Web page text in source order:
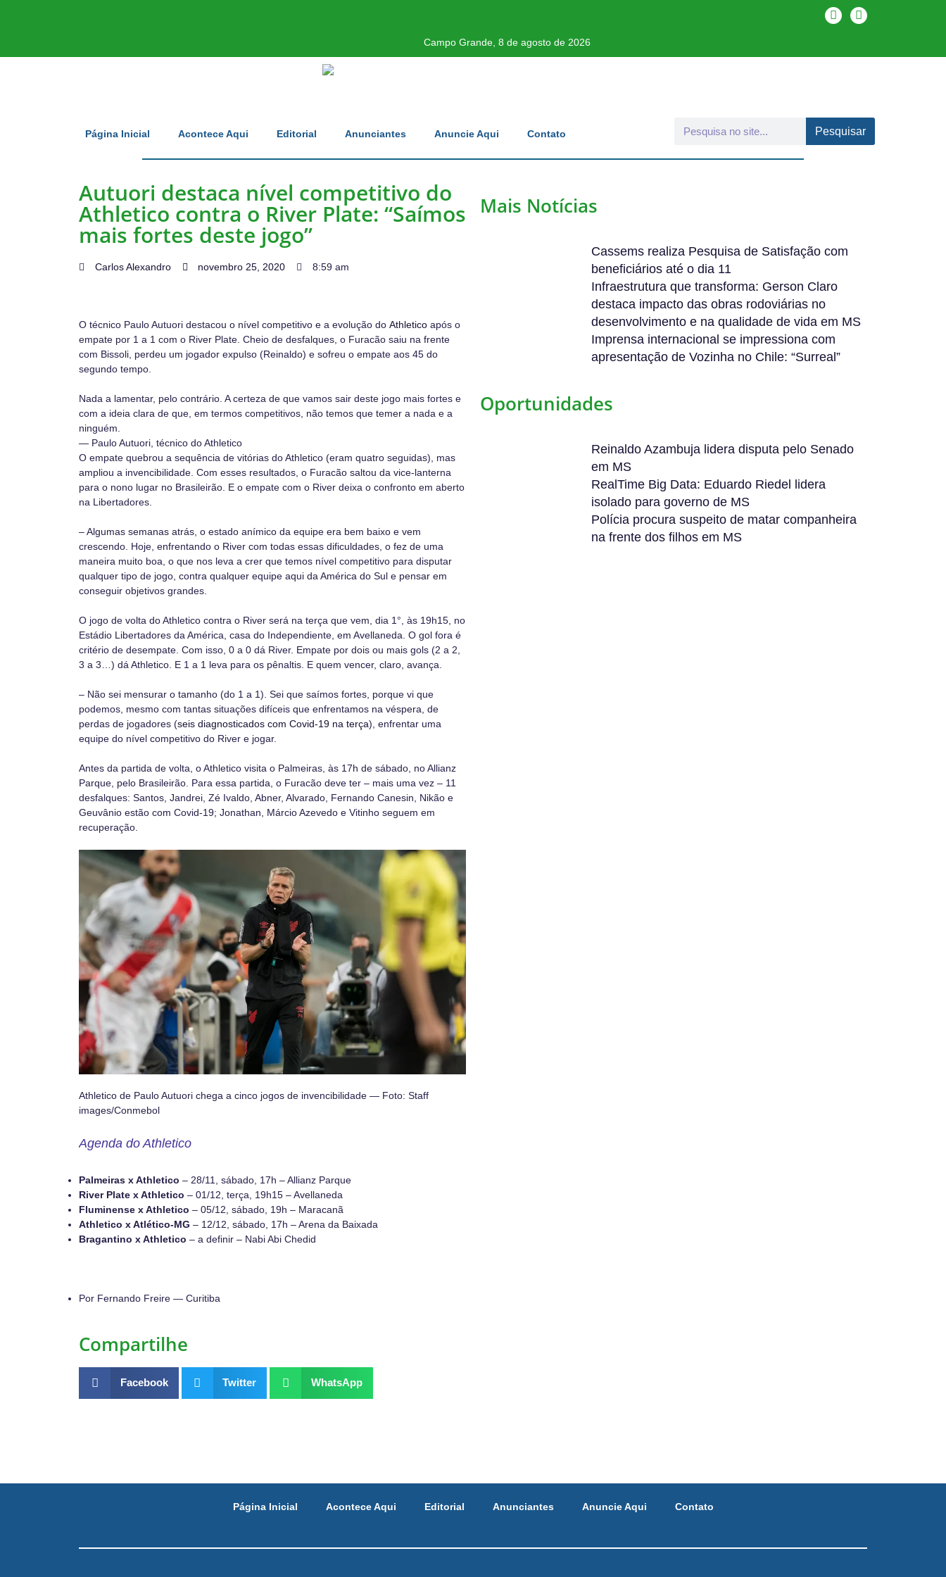
Campo Grande, 8 de agosto de 2026
Página Inicial Acontece Aqui Editorial Anunciantes Anuncie Aqui Contato Pesquisar
Autuori destaca nível competitivo do
Athletico contra o River Plate: “Saímos
mais fortes deste jogo”
Carlos Alexandro novembro 25, 2020 8:59 am
O técnico Paulo Autuori destacou o nível competitivo e a evolução do Athletico após o
empate por 1 a 1 com o River Plate. Cheio de desfalques, o Furacão saiu na frente
com Bissoli, perdeu um jogador expulso (Reinaldo) e sofreu o empate aos 45 do
segundo tempo.
Nada a lamentar, pelo contrário. A certeza de que vamos sair deste jogo mais fortes e
com a ideia clara de que, em termos competitivos, não temos que temer a nada e a
ninguém.
— Paulo Autuori, técnico do Athletico
O empate quebrou a sequência de vitórias do Athletico (eram quatro seguidas), mas
ampliou a invencibilidade. Com esses resultados, o Furacão saltou da vice-lanterna
para o nono lugar no Brasileirão. E o empate com o River deixa o confronto em aberto
na Libertadores.
– Algumas semanas atrás, o estado anímico da equipe era bem baixo e vem
crescendo. Hoje, enfrentando o River com todas essas dificuldades, o fez de uma
maneira muito boa, o que nos leva a crer que temos nível competitivo para disputar
qualquer tipo de jogo, contra qualquer equipe aqui da América do Sul e pensar em
conseguir objetivos grandes.
O jogo de volta do Athletico contra o River será na terça que vem, dia 1°, às 19h15, no
Estádio Libertadores da América, casa do Independiente, em Avellaneda. O gol fora é
critério de desempate. Com isso, 0 a 0 dá River. Empate por dois ou mais gols (2 a 2,
3 a 3…) dá Athletico. E 1 a 1 leva para os pênaltis. E quem vencer, claro, avança.
– Não sei mensurar o tamanho (do 1 a 1). Sei que saímos fortes, porque vi que
podemos, mesmo com tantas situações difíceis que enfrentamos na véspera, de
perdas de jogadores (seis diagnosticados com Covid-19 na terça), enfrentar uma
equipe do nível competitivo do River e jogar.
Antes da partida de volta, o Athletico visita o Palmeiras, às 17h de sábado, no Allianz
Parque, pelo Brasileirão. Para essa partida, o Furacão deve ter – mais uma vez – 11
desfalques: Santos, Jandrei, Zé Ivaldo, Abner, Alvarado, Fernando Canesin, Nikão e
Geuvânio estão com Covid-19; Jonathan, Márcio Azevedo e Vitinho seguem em
recuperação.
Athletico de Paulo Autuori chega a cinco jogos de invencibilidade — Foto: Staff
images/Conmebol
Agenda do Athletico
Palmeiras x Athletico – 28/11, sábado, 17h – Allianz Parque
River Plate x Athletico – 01/12, terça, 19h15 – Avellaneda
Fluminense x Athletico – 05/12, sábado, 19h – Maracanã
Athletico x Atlético-MG – 12/12, sábado, 17h – Arena da Baixada
Bragantino x Athletico – a definir – Nabi Abi Chedid
Por Fernando Freire — Curitiba
Mais Notícias
Cassems realiza Pesquisa de Satisfação com
beneficiários até o dia 11
Infraestrutura que transforma: Gerson Claro
destaca impacto das obras rodoviárias no
desenvolvimento e na qualidade de vida em MS
Imprensa internacional se impressiona com
apresentação de Vozinha no Chile: “Surreal”
Oportunidades
Reinaldo Azambuja lidera disputa pelo Senado
em MS
RealTime Big Data: Eduardo Riedel lidera
isolado para governo de MS
Polícia procura suspeito de matar companheira
na frente dos filhos em MS
Compartilhe
Facebook Twitter WhatsApp
Página Inicial Acontece Aqui Editorial Anunciantes Anuncie Aqui Contato